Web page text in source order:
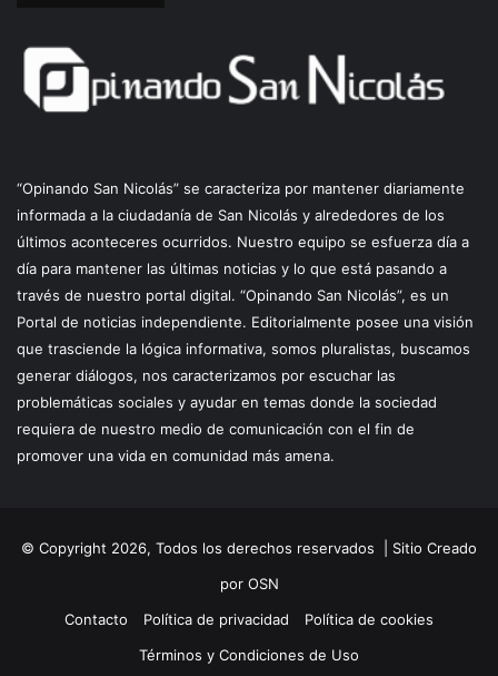
“Opinando San Nicolás” se caracteriza por mantener diariamente
informada a la ciudadanía de San Nicolás y alrededores de los
últimos aconteceres ocurridos. Nuestro equipo se esfuerza día a
día para mantener las últimas noticias y lo que está pasando a
través de nuestro portal digital. “Opinando San Nicolás”, es un
Portal de noticias independiente. Editorialmente posee una visión
que trasciende la lógica informativa, somos pluralistas, buscamos
generar diálogos, nos caracterizamos por escuchar las
problemáticas sociales y ayudar en temas donde la sociedad
requiera de nuestro medio de comunicación con el fin de
promover una vida en comunidad más amena.
© Copyright 2026, Todos los derechos reservados | Sitio Creado
por OSN
Contacto
Política de privacidad
Política de cookies
Términos y Condiciones de Uso